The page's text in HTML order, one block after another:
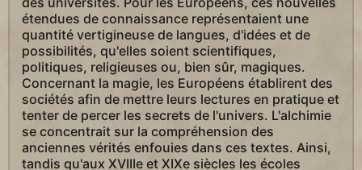
étendues de connaissance représentaient une
quantité vertigineuse de langues, d'idées et de
possibilités, qu'elles soient scientifiques,
politiques, religieuses ou, bien sûr, magiques.
Concernant la magie, les Européens établirent des
sociétés afin de mettre leurs lectures en pratique et
tenter de percer les secrets de l'univers. L'alchimie
se concentrait sur la compréhension des
anciennes vérités enfouies dans ces textes. Ainsi,
tandis qu'aux XVIIIe et XIXe siècles les écoles